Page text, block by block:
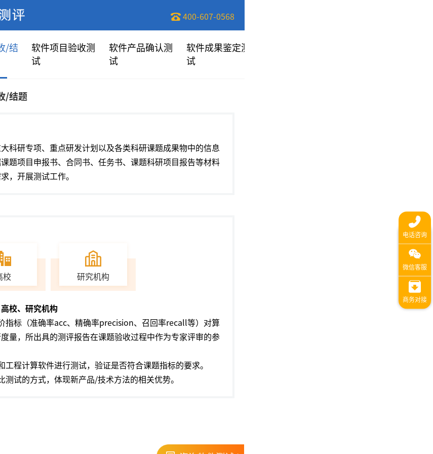
400-607-0568
/结
软件项目验收测
试
软件产品确认测
试
软件成果鉴定测
试
/结题
科研专项、重点研发计划以及各类科研课题成果物中的信息
题项目申报书、合同书、任务书、课题科研项目报告等材料
，开展测试工作。
校 研究机构
校、研究机构
指标（准确率acc、精确率precision、召回率recall等）对算
量，所出具的测评报告在课题验收过程中作为专家评审的参
工程计算软件进行测试，验证是否符合课题指标的要求。
测试的方式，体现新产品/技术方法的相关优势。